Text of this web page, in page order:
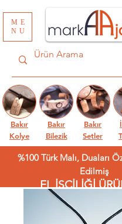
ME
NU
%100 Türk Malı, Duaları
Edilmiş
EL İŞÇİLİĞİ
Bakır
Kolye
Bakır
Bilezik
Bakır
Setler